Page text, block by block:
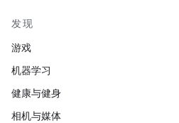
发现
游戏
机器学习
健康与健身
相机与媒体